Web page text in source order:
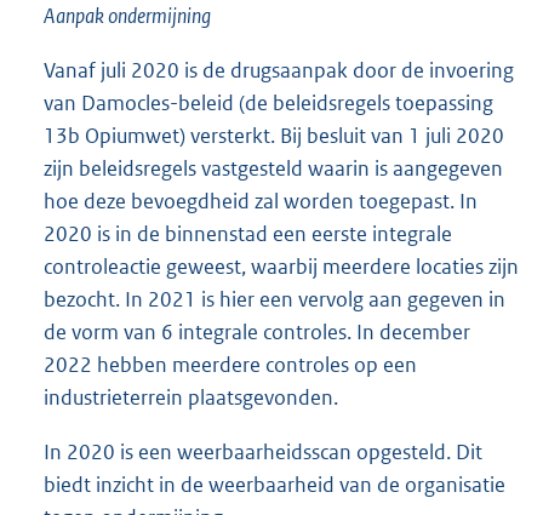
Aanpak ondermijning
Vanaf juli 2020 is de drugsaanpak door de invoering
van Damocles-beleid (de beleidsregels toepassing
13b Opiumwet) versterkt. Bij besluit van 1 juli 2020
zijn beleidsregels vastgesteld waarin is aangegeven
hoe deze bevoegdheid zal worden toegepast. In
2020 is in de binnenstad een eerste integrale
controleactie geweest, waarbij meerdere locaties zijn
bezocht. In 2021 is hier een vervolg aan gegeven in
de vorm van 6 integrale controles. In december
2022 hebben meerdere controles op een
industrieterrein plaatsgevonden.
In 2020 is een weerbaarheidsscan opgesteld. Dit
biedt inzicht in de weerbaarheid van de organisatie